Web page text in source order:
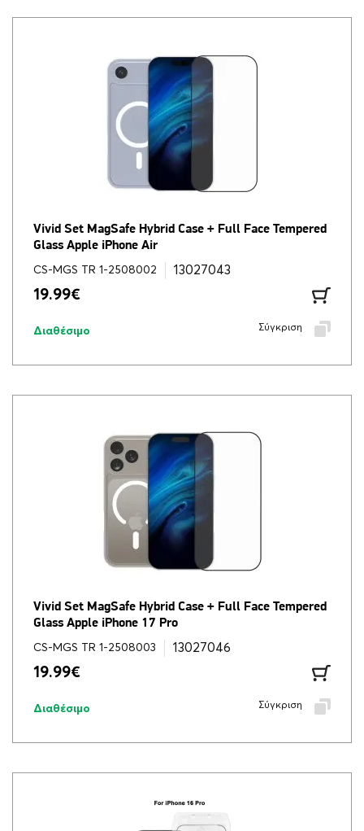
Vivid Set MagSafe Hybrid Case + Full Face Tempered
Glass Apple iPhone Air
CS-MGS TR 1-2508002 13027043
19.99€
Διαθέσιμο Σύγκριση
Vivid Set MagSafe Hybrid Case + Full Face Tempered
Glass Apple iPhone 17 Pro
CS-MGS TR 1-2508003 13027046
19.99€
Διαθέσιμο Σύγκριση